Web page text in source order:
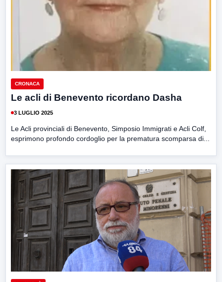
CRONACA
Le acli di Benevento ricordano Dasha
3 LUGLIO 2025
Le Acli provinciali di Benevento, Simposio Immigrati e Acli Colf,
esprimono profondo cordoglio per la prematura scomparsa di...